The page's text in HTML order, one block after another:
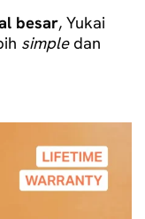
besar, Yukai
simpledan